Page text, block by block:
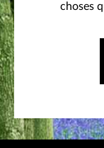
choses